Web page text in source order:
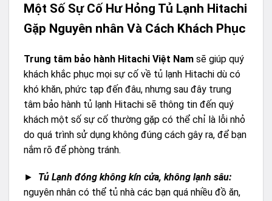
Một Số Sự Cố Hư Hỏng Tủ Lạnh Hitachi
Gặp Nguyên nhân Và Cách Khách Phục
Trung tâm bảo hành Hitachi Việt Nam sẽ giúp quý
khách khắc phục mọi sự cố về tủ lạnh Hitachi dù có
khó khăn, phức tạp đến đâu, nhưng sau đây trung
tâm bảo hành tủ lạnh Hitachi sẽ thông tin đến quý
khách một số sự cố thường gặp có thể chỉ là lỗi nhỏ
do quá trình sử dụng không đúng cách gây ra, để bạn
nắm rõ để phòng tránh.
► Tủ Lạnh đóng không kín cửa, không lạnh sâu:
nguyên nhân có thể tủ nhà các bạn quá nhiều đồ ăn,